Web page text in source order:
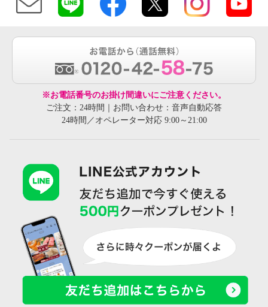
※お電話番号のお掛け間違いにご注意ください。
ご注文：24時間｜お問い合わせ：音声自動応答
24時間／オペレーター対応 9:00～21:00